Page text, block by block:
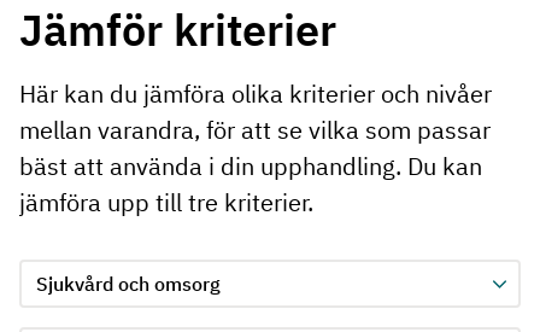
Jämför kriterier
Här kan du jämföra olika kriterier och nivåer
mellan varandra, för att se vilka som passar
bäst att använda i din upphandling. Du kan
jämföra upp till tre kriterier.
Jämför kriterie 1, formuläret skickas in automatiskt när
Välj område för kriterie 1